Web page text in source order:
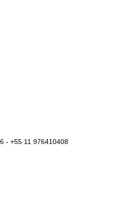
- +55 11 976410408